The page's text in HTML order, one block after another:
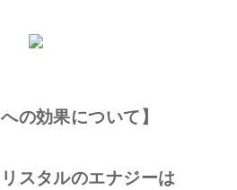
の効果について】
スタルのエナジーは